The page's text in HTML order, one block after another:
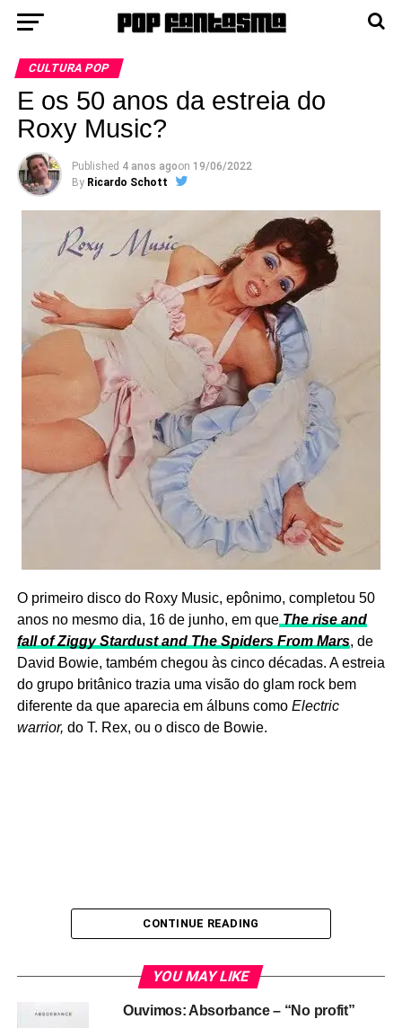
CULTURA POP
E os 50 anos da estreia do
Roxy Music?
Published 4 anos agoon 19/06/2022
By Ricardo Schott
O primeiro disco do Roxy Music, epônimo, completou 50
anos no mesmo dia, 16 de junho, em queThe rise and
fall of Ziggy Stardust and The Spiders From Mars, de
David Bowie, também chegou às cinco décadas. A estreia
do grupo britânico trazia uma visão do glam rock bem
diferente da que aparecia em álbuns comoElectric
warrior, do T. Rex, ou o disco de Bowie.
CONTINUE READING
YOU MAY LIKE
Ouvimos: Absorbance – “No profit”